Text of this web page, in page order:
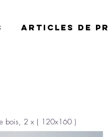
Articles de
bois, 2 x ( 120x160 )